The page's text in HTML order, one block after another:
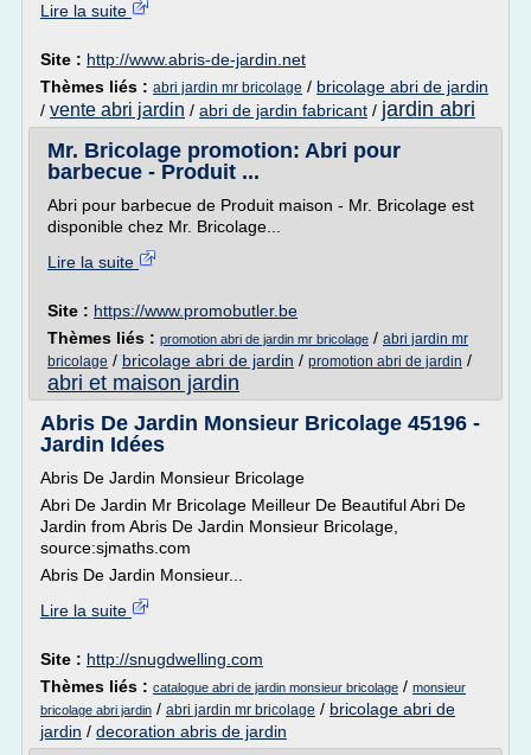
Lire la suite
Site : http://www.abris-de-jardin.net
Thèmes liés : abri jardin mr bricolage / bricolage abri de jardin
/ vente abri jardin / abri de jardin fabricant / jardin abri
Mr. Bricolage promotion: Abri pour
barbecue - Produit ...
Abri pour barbecue de Produit maison - Mr. Bricolage est
disponible chez Mr. Bricolage...
Lire la suite
Site : https://www.promobutler.be
Thèmes liés : promotion abri de jardin mr bricolage / abri jardin mr
bricolage / bricolage abri de jardin / promotion abri de jardin /
abri et maison jardin
Abris De Jardin Monsieur Bricolage 45196 -
Jardin Idées
Abris De Jardin Monsieur Bricolage
Abri De Jardin Mr Bricolage Meilleur De Beautiful Abri De
Jardin from Abris De Jardin Monsieur Bricolage,
source:sjmaths.com
Abris De Jardin Monsieur...
Lire la suite
Site : http://snugdwelling.com
Thèmes liés : catalogue abri de jardin monsieur bricolage / monsieur
bricolage abri jardin / abri jardin mr bricolage / bricolage abri de
jardin / decoration abris de jardin